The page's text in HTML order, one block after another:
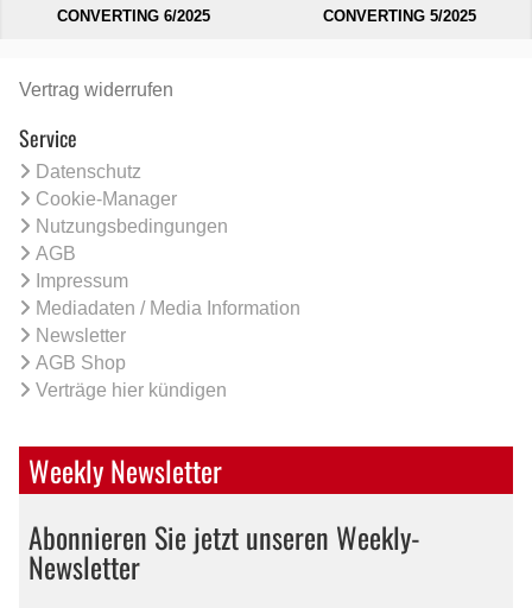
CONVERTING 6/2025
CONVERTING 5/2025
Vertrag widerrufen
Service
Datenschutz
Cookie-Manager
Nutzungsbedingungen
AGB
Impressum
Mediadaten / Media Information
Newsletter
AGB Shop
Verträge hier kündigen
Weekly Newsletter
Abonnieren Sie jetzt unseren Weekly-
Newsletter